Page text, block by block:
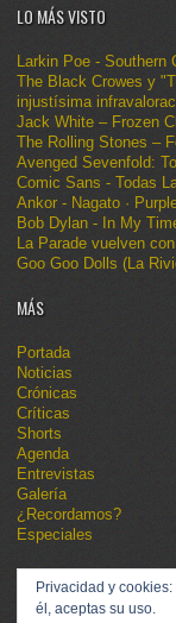
LO MÁS VISTO
Larkin Poe - Southern
The Black Crowes y
injustísima
Jack White – Frozen
The Rolling Stones –
Avenged Sevenfold:
Comic Sans - Todas
Ankor - Nagato ·
Bob Dylan - In My
La Parade vuelven
Goo Goo Dolls (La
MÁS
Portada
Noticias
Crónicas
Críticas
Shorts
Agenda
Entrevistas
Galería
¿Recordamos?
Especiales
Privacidad y
él, aceptas su uso.